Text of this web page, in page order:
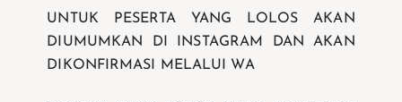
UNTUK PESERTA YANG LOLOS AKAN
DIUMUMKAN DI INSTAGRAM DAN AKAN
DIKONFIRMASI MELALUI WA